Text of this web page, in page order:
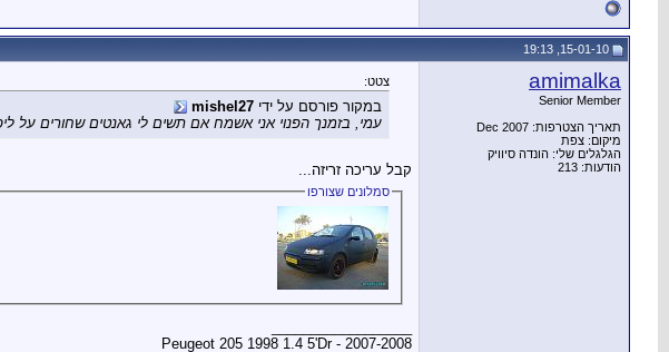
amimalka
Senior Member
תאריך הצטרפות: Dec 2007
מיקום: צפת
הגלגלים שלי: הונדה סיוויק
הודעות: 213
צטט:
במקור פורסם על ידי mishel27
עמי, בזמנך הפנוי אני אשמח אם תשים לי גאנטים שחורים על
קבל עריכה זריזה...
סמלונים שצורפו
Peugeot 205 1998 1.4 5'Dr - 2007-2008